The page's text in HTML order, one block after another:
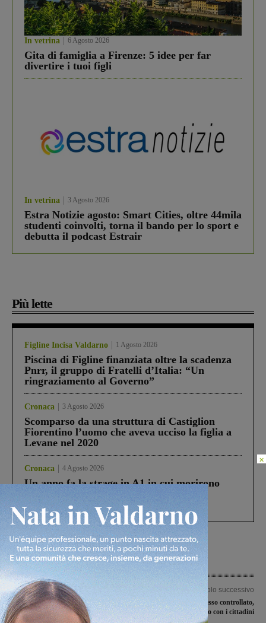
In vetrina 6 Agosto 2026
Gita di famiglia a Firenze: 5 idee per far
divertire i tuoi figli
In vetrina 3 Agosto 2026
Estra Notizie agosto: Smart Cities, oltre 44mila
studenti coinvolti, torna il bando per lo sport e
debutta il podcast Estrair
Più lette
Figline Incisa Valdarno 1 Agosto 2026
Piscina di Figline finanziata oltre la scadenza
Pnrr, il gruppo di Fratelli d’Italia: “Un
ringraziamento al Governo”
Cronaca 3 Agosto 2026
Scomparso da una struttura di Castiglion
Fiorentino l’uomo che aveva ucciso la figlia a
Levane nel 2020
Cronaca 4 Agosto 2026
Un anno fa la strage in A1 in cui morirono
processo, lo stop ai sorpassi fra tir....
Articolo precedente
Fine settimana a San Vincenzo per le
quattro squadre del Minirugby
Valdarno
Articolo successivo
Cassonetti ad accesso controllato,
nuovo incontro con i cittadini
×